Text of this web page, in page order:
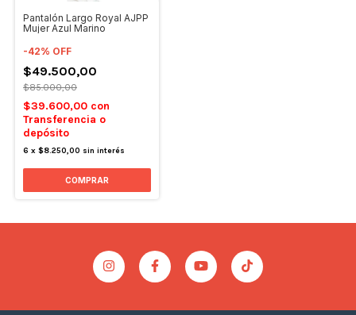
Pantalón Largo Royal AJPP
Mujer Azul Marino
-42% OFF
$49.500,00
$85.000,00
$39.600,00 con
Transferencia o
depósito
6 x $8.250,00 sin interés
COMPRAR